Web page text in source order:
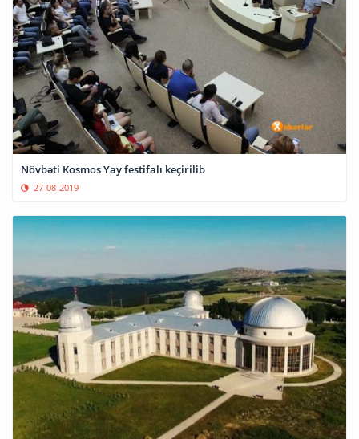
Növbəti Kosmos Yay festifalı keçirilib
27-08-2019